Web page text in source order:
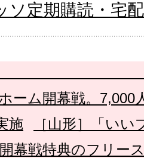
ソ定期購読・宅
ーム開幕戦。
施
［山形］「い
幕戦特典のフリー